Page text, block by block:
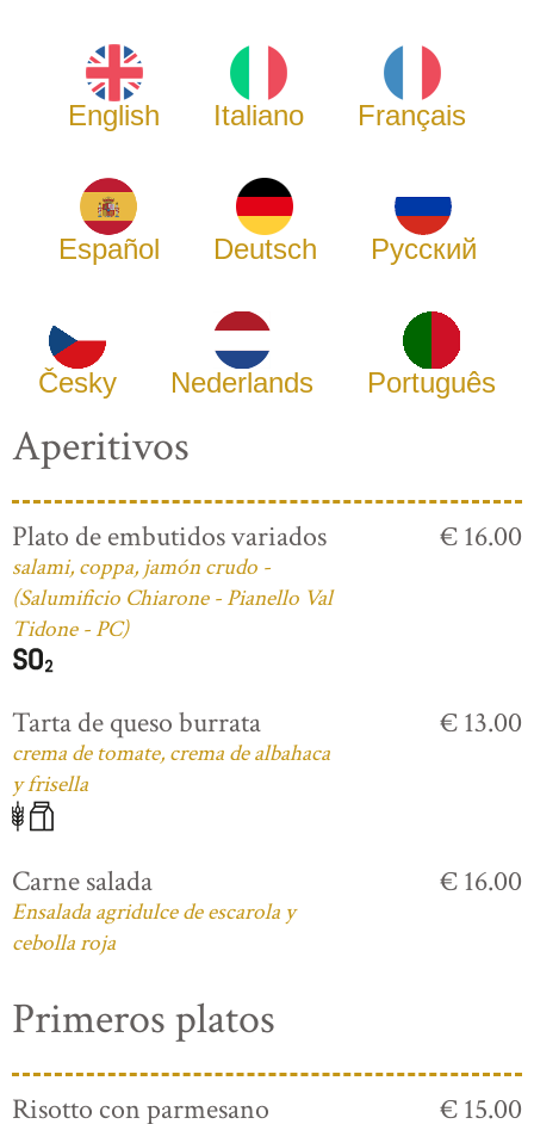
English Italiano Français
Español Deutsch Русский
Česky Nederlands Português
Aperitivos
Plato de embutidos variados
salami, coppa, jamón crudo -
(Salumificio Chiarone - Pianello Val
Tidone - PC)
€ 16.00
Tarta de queso burrata
crema de tomate, crema de albahaca
y frisella
€ 13.00
Carne salada
Ensalada agridulce de escarola y
cebolla roja
€ 16.00
Primeros platos
Risotto con parmesano € 15.00